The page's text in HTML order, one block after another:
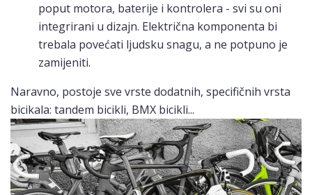
poput motora, baterije i kontrolera - svi su oni
integrirani u dizajn. Električna komponenta bi
trebala povećati ljudsku snagu, a ne potpuno je
zamijeniti.
Naravno, postoje sve vrste dodatnih, specifičnih vrsta
bicikala: tandem bicikli, BMX bicikli...